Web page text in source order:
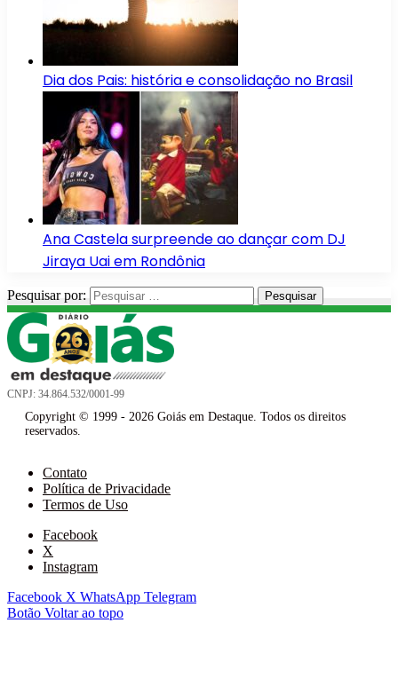
Dia dos Pais: história e consolidação no Brasil
Ana Castela surpreende ao dançar com DJ
Jiraya Uai em Rondônia
Pesquisar por:
CNPJ: 34.864.532/0001-99
Copyright © 1999 - 2026 Goiás em Destaque. Todos os direitos
reservados.
Contato
Política de Privacidade
Termos de Uso
Facebook
X
Instagram
Facebook X WhatsApp Telegram
Botão Voltar ao topo